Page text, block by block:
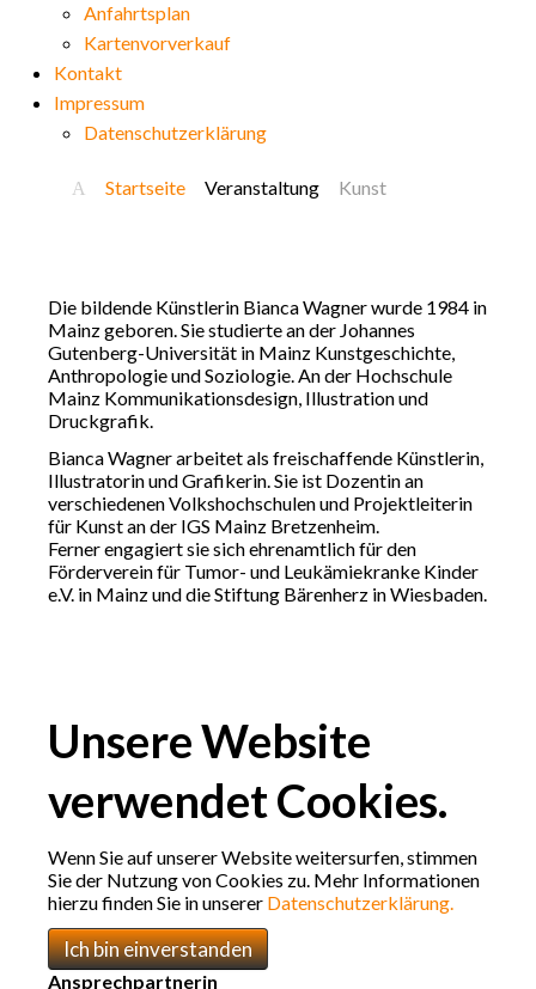
Anfahrtsplan
Kartenvorverkauf
Kontakt
Impressum
Datenschutzerklärung
Startseite Veranstaltung Kunst
Die bildende Künstlerin Bianca Wagner wurde 1984 in
Mainz geboren. Sie studierte an der Johannes
Gutenberg-Universität in Mainz Kunstgeschichte,
Anthropologie und Soziologie. An der Hochschule
Mainz Kommunikationsdesign, Illustration und
Druckgrafik.
Bianca Wagner arbeitet als freischaffende Künstlerin,
Illustratorin und Grafikerin. Sie ist Dozentin an
verschiedenen Volkshochschulen und Projektleiterin
für Kunst an der IGS Mainz Bretzenheim.
Ferner engagiert sie sich ehrenamtlich für den
Förderverein für Tumor- und Leukämiekranke Kinder
e.V. in Mainz und die Stiftung Bärenherz in Wiesbaden.
Unsere Website
verwendet Cookies.
Wenn Sie auf unserer Website weitersurfen, stimmen
Sie der Nutzung von Cookies zu. Mehr Informationen
hierzu finden Sie in unserer Datenschutzerklärung.
Ich bin einverstanden
Ansprechpartnerin